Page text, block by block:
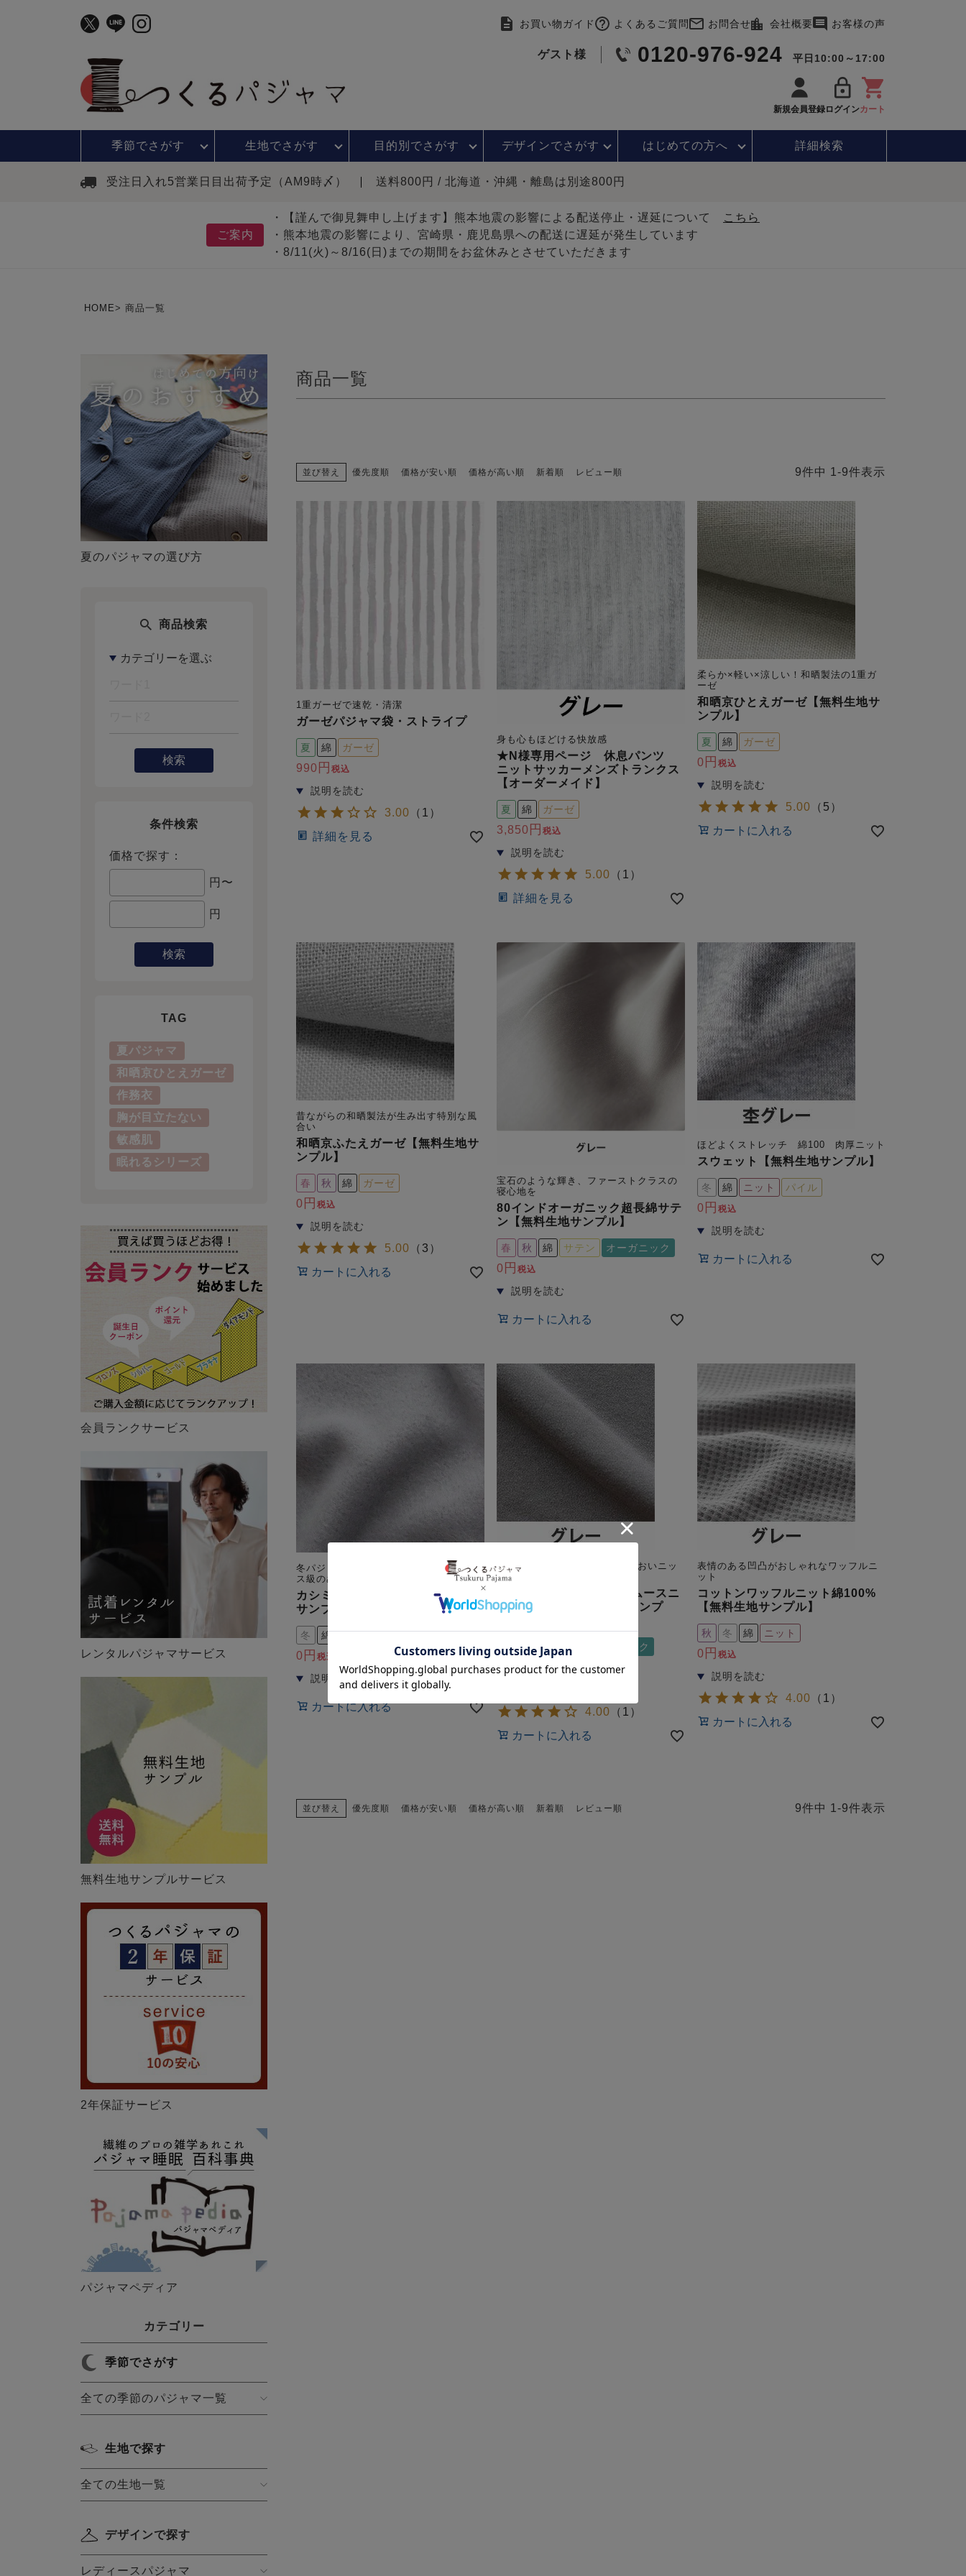
お買い物ガイド よくあるご質問 お問合せ 会社概要 お客様の声
ゲスト様 0120-976-924 平日10:00～17:00
新規会員登録ログインカート
季節でさがす 生地でさがす 目的別でさがす デザインでさがす はじめての方へ 詳細検索
受注日入れ5営業日目出荷予定（AM9時〆） 送料800円 / 北海道・沖縄・離島は別途800円
ご案内
・【謹んで御見舞申し上げます】熊本地震の影響による配送停止・遅延について
こちら
・熊本地震の影響により、宮崎県・鹿児島県への配送に遅延が発生しています
・8/11(火)～8/16(日)までの期間をお盆休みとさせていただきます
HOME 商品一覧
夏のパジャマの選び方
商品検索
検索
条件検索
価格で探す：
円〜
円
検索
TAG
夏パジャマ
和晒京ひとえガーゼ
作務衣
胸が目立たない
敏感肌
眠れるシリーズ
会員ランクサービス
レンタルパジャマサービス
無料生地サンプルサービス
2年保証サービス
パジャマペディア
カテゴリー
季節でさがす
全ての季節のパジャマ一覧
生地で探す
全ての生地一覧
デザインで探す
レディースパジャマ
商品一覧
並び替え 優先度順 価格が安い順 価格が高い順 新着順 レビュー順 9件中 1 -9件表示
1重ガーゼで速乾・清潔
ガーゼパジャマ袋・ストライプ
夏 綿 ガーゼ
990 税込
3.00 （ 1 ）
詳細を見る
身も心もほどける快放感
★N様専用ページ 休息パンツ
ニットサッカーメンズトランクス
【オーダーメイド】
夏 綿 ガーゼ
3,850 税込
5.00 （ 1 ）
詳細を見る
柔らか×軽い×涼しい！和晒製法の1重ガ
ーゼ
和晒京ひとえガーゼ【無料生地サ
ンプル】
夏 綿 ガーゼ
0 税込
5.00 （ 5 ）
カートに入れる
昔ながらの和晒製法が生み出す特別な風
合い
和晒京ふたえガーゼ【無料生地サ
ンプル】
春 秋 綿 ガーゼ
0 税込
5.00 （3 ）
カートに入れる
宝石のような輝き、ファーストクラスの
寝心地を
80インドオーガニック超長綿サテ
ン【無料生地サンプル】
春 秋 綿 サテン オーガニック
0 税込
カートに入れる
ほどよくストレッチ 綿100 肉厚ニット
スウェット【無料生地サンプル】
冬 綿 ニット パイル
0 税込
カートに入れる
冬パジャマの決定版。綿で叶えるフリー
ス級のぬくもり
カシミヤタッチコット【無料生地
サンプル】
冬 綿 ニット パイル
0 税込
カートに入れる
冬の乾燥対策に！椿油配合うるおいニッ
ト
オーガニックコットンスムースニ
ット綿100%【無料生地サンプ
冬 綿 ニット オーガニック
0 税込
4.00 （ 1 ）
カートに入れる
表情のある凹凸がおしゃれなワッフルニ
ット
コットンワッフルニット綿100%
【無料生地サンプル】
秋 冬 綿 ニット
0 税込
4.00 （ 1 ）
カートに入れる
並び替え 優先度順 価格が安い順 価格が高い順 新着順 レビュー順 9件中 1 -9件表示